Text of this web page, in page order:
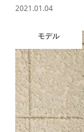
2021.01.04
モデル